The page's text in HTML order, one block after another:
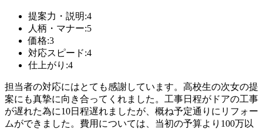
提案力・説明:4
人柄・マナー:5
価格:3
対応スピード:4
仕上がり:4
担当者の対応にはとても感謝しています。高校生の次女の提
案にも真摯に向き合ってくれました。工事日程がドアの工事
が遅れた為に10日程遅れましたが、概ね予定通りにリフォー
ムができました。費用については、当初の予算より100万以